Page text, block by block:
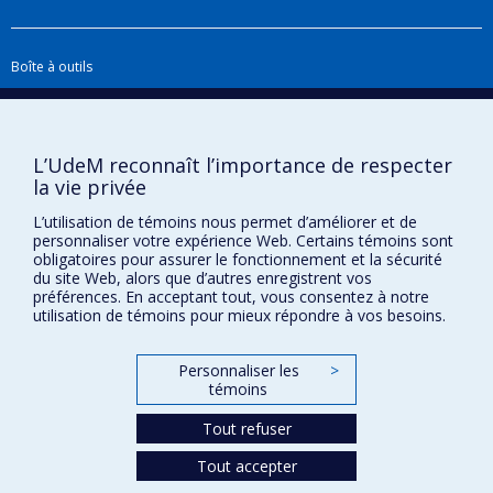
nombreux rapports influents, notamment les
partie intégrante de l'amélioration des systèmes
jeunes en matière de santé et de l'équité en
matière de santé au Canada et au-delà. Voici cinq
de ses principales contributions.
Incidence et facteurs de risque des
chutes chez les personnes âgées,
chercheure principale 1987-1993. Dre
cohorte prospective à base communautaire
sur les chutes chez les personnes âgées,
qui a donné lieu à sa thèse de doctorat, à
deux publications, à 11 présentations et à
un chapitre de livre. Cette étude novatrice a
Boîte à outils
Téléchargez les logos de l'ESPUM
Conditions d’utilisation
L’UdeM reconnaît l’importance de respecter
la vie privée
L’utilisation de témoins nous permet d’améliorer et de
personnaliser votre expérience Web. Certains témoins sont
obligatoires pour assurer le fonctionnement et la sécurité
du site Web, alors que d’autres enregistrent vos
préférences. En acceptant tout, vous consentez à notre
utilisation de témoins pour mieux répondre à vos besoins.
Personnaliser les
témoins
>
Tout refuser
Tout accepter